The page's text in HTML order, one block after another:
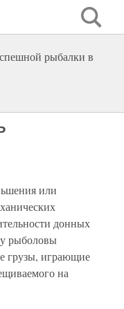
рыбалки в
или
донных
рыболовы
грузы, играющие
на